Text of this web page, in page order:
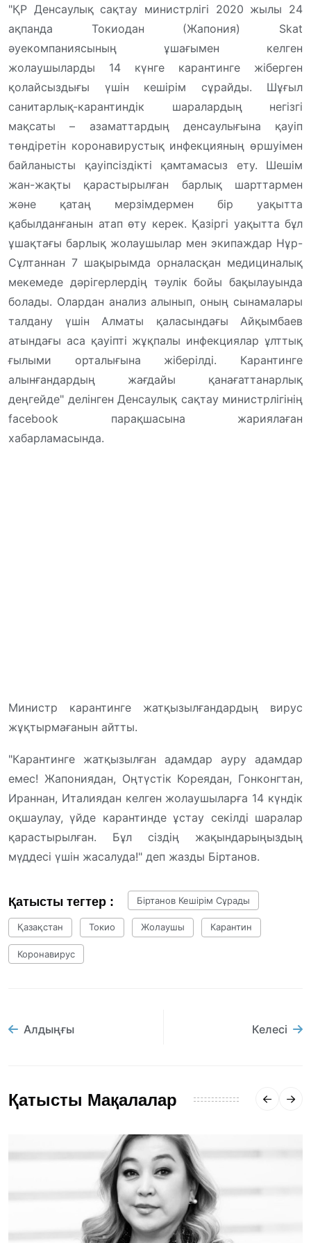
"ҚР Денсаулық сақтау министрлігі 2020 жылы 24
ақпанда Токиодан (Жапония) Skat
әуекомпаниясының ұшағымен келген
жолаушыларды 14 күнге карантинге жіберген
қолайсыздығы үшін кешірім сұрайды. Шұғыл
санитарлық-карантиндік шаралардың негізгі
мақсаты – азаматтардың денсаулығына қауіп
төндіретін коронавирустық инфекцияның өршуімен
байланысты қауіпсіздікті қамтамасыз ету. Шешім
жан-жақты қарастырылған барлық шарттармен
және қатаң мерзімдермен бір уақытта
қабылданғанын атап өту керек. Қазіргі уақытта бұл
ұшақтағы барлық жолаушылар мен экипаждар Нұр-
Сұлтаннан 7 шақырымда орналасқан медициналық
мекемеде дәрігерлердің тәулік бойы бақылауында
болады. Олардан анализ алынып, оның сынамалары
талдану үшін Алматы қаласындағы Айқымбаев
атындағы аса қауіпті жұқпалы инфекциялар ұлттық
ғылыми орталығына жіберілді. Карантинге
алынғандардың жағдайы қанағаттанарлық
деңгейде" делінген Денсаулық сақтау министрлігінің
facebook парақшасына жариялаған
хабарламасында.
Министр карантинге жатқызылғандардың вирус
жұқтырмағанын айтты.
"Карантинге жатқызылған адамдар ауру адамдар
емес! Жапониядан, Оңтүстік Кореядан, Гонконгтан,
Ираннан, Италиядан келген жолаушыларға 14 күндік
оқшаулау, үйде карантинде ұстау секілді шаралар
қарастырылған. Бұл сіздің жақындарыңыздың
мүддесі үшін жасалуда!" деп жазды Біртанов.
Қатысты тегтер : Біртанов Кешірім Сұрады
Қазақстан Токио Жолаушы Карантин
Коронавирус
Алдыңғы Келесі
Қатысты Мақалалар